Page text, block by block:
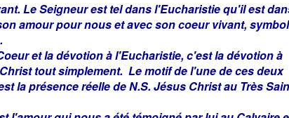
Le Seigneur est tel dans l'Eucharistie qu'il est
amour pour nous et avec son coeur vivant,
et la dévotion à l'Eucharistie, c'est la dévotion à
tout simplement. Le motif de l'une de ces deux
la présence réelle de N.S. Jésus Christ au Très